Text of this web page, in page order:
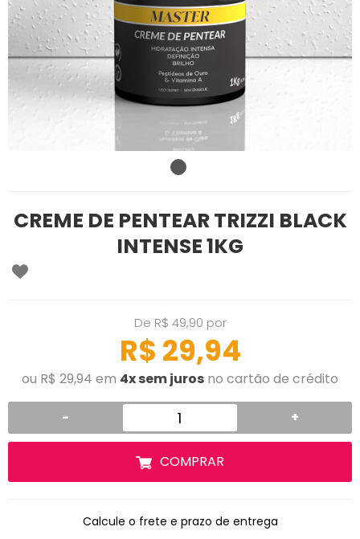
CREME DE PENTEAR TRIZZI BLACK
INTENSE 1KG
De R$ 49,90 por
R$ 29,94
ou R$ 29,94 em 4x sem juros no cartão de crédito
- +
COMPRAR
Calcule o frete e prazo de entrega